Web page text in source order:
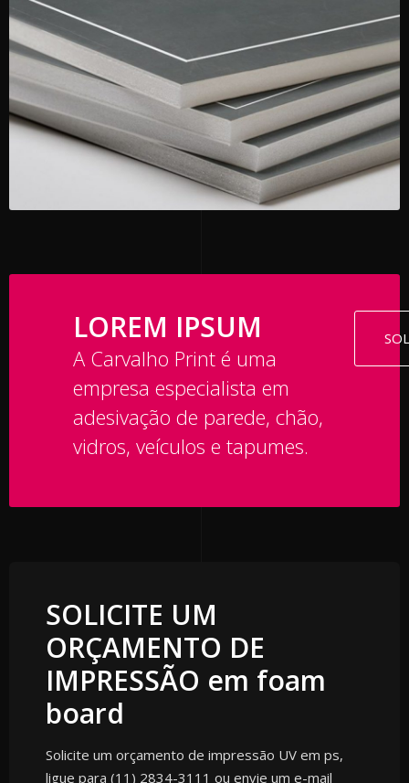
LOREM IPSUM
A Carvalho Print é uma
empresa especialista em
adesivação de parede, chão,
vidros, veículos e tapumes.​
SOLICITE UM
ORÇAMENTO DE
IMPRESSÃO em foam
board
Solicite um orçamento de impressão UV em ps,
ligue para (11) 2834-3111 ou envie um e-mail